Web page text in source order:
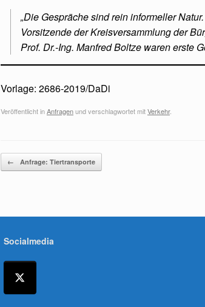
„Die Gespräche sind rein informeller
Vorsitzende der Kreisversammlung der
Prof. Dr.-Ing. Manfred Boltze waren erste
Vorlage: 2686-2019/DaDi
Veröffentlicht inAnfragenund verschlagwortet mitVerkehr.
Beitragsnavigation
← Anfrage: Tiertransporte
Socialmedia